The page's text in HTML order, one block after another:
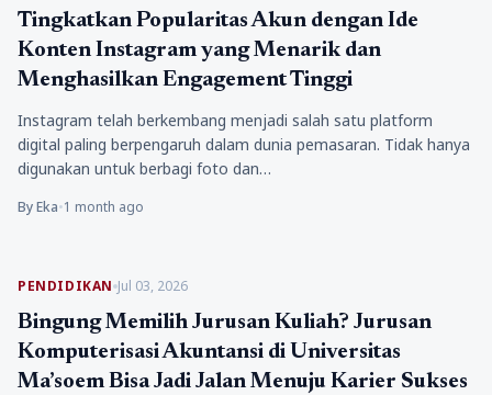
Tingkatkan Popularitas Akun dengan Ide
Konten Instagram yang Menarik dan
Menghasilkan Engagement Tinggi
Instagram telah berkembang menjadi salah satu platform
digital paling berpengaruh dalam dunia pemasaran. Tidak hanya
digunakan untuk berbagi foto dan…
By Eka•1 month ago
PENDIDIKAN Jul 03, 2026
Bingung Memilih Jurusan Kuliah? Jurusan
Komputerisasi Akuntansi di Universitas
Ma’soem Bisa Jadi Jalan Menuju Karier Sukses